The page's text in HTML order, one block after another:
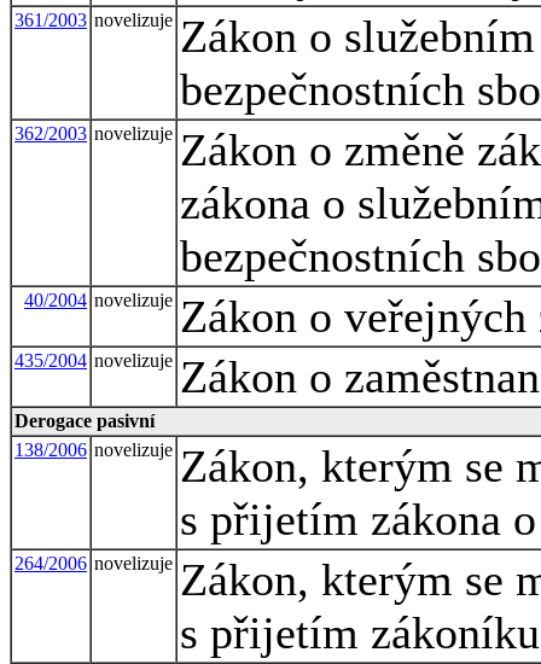
361/2003 novelizuje Zákon o
bezpečnostních
362/2003 novelizuje Zákon o změně
zákona o
bezpečnostních
40/2004 novelizuje Zákon o veřejných
435/2004 novelizuje Zákon o
Derogace pasivní
138/2006 novelizuje Zákon, kterým se
s přijetím zákona
264/2006 novelizuje Zákon, kterým se
s přijetím